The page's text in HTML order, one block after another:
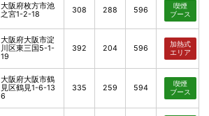
大阪府枚方市池
之宮1-2-18
308 288 596
喫煙
ブース
大阪府大阪市淀
川区東三国5-1-
19
392 204 596
加熱式
エリア
大阪府大阪市鶴
見区鶴見1-6-13
6
335 259 594
喫煙
ブース